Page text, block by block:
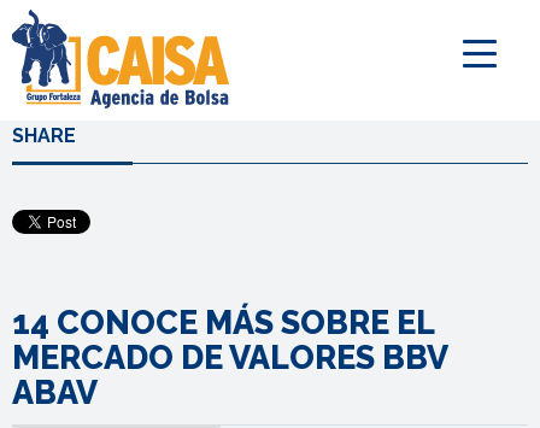
SHARE
14 CONOCE MÁS SOBRE EL
MERCADO DE VALORES BBV
ABAV